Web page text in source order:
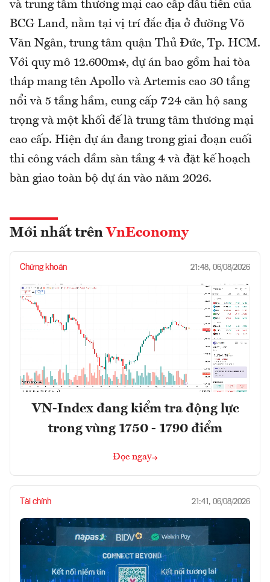
và trung tâm thương mại cao cấp đầu tiên của
BCG Land, nằm tại vị trí đắc địa ở đường Võ
Văn Ngân, trung tâm quận Thủ Đức, Tp. HCM.
Với quy mô 12.600m², dự án bao gồm hai tòa
tháp mang tên Apollo và Artemis cao 30 tầng
nổi và 5 tầng hầm, cung cấp 724 căn hộ sang
trọng và một khối đế là trung tâm thương mại
cao cấp. Hiện dự án đang trong giai đoạn cuối
thi công vách dầm sàn tầng 4 và đặt kế hoạch
bàn giao toàn bộ dự án vào năm 2026.
Mới nhất trên VnEconomy
Chứng khoán 21:48, 06/08/2026
VN-Index đang kiểm tra động lực
trong vùng 1750 - 1790 điểm
Đọc ngay
Tài chính 21:41, 06/08/2026